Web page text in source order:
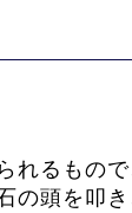
れるもの
の頭を叩